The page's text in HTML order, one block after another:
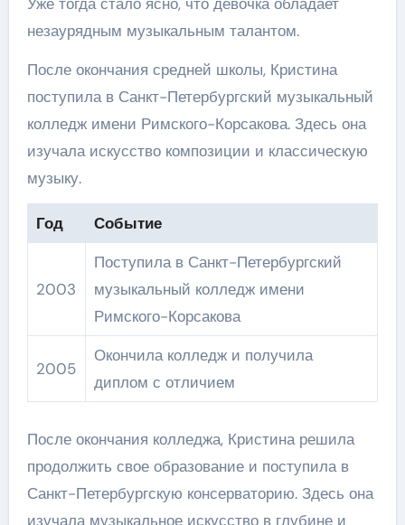
незаурядным музыкальным талантом.
После окончания средней школы, Кристина
поступила в Санкт-Петербургский музыкальный
колледж имени Римского-Корсакова. Здесь она
изучала искусство композиции и классическую
музыку.
Год Событие
2003
Поступила в Санкт-Петербургский
музыкальный колледж имени
Римского-Корсакова
2005
Окончила колледж и получила
диплом с отличием
После окончания колледжа, Кристина решила
продолжить свое образование и поступила в
Санкт-Петербургскую консерваторию. Здесь она
изучала музыкальное искусство в глубине и